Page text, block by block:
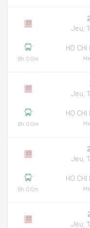
8h 00m
Jeu,
HO CHI
8h 00m
Jeu,
HO CHI
8h 00m
Jeu,
HO CHI
Jeu,